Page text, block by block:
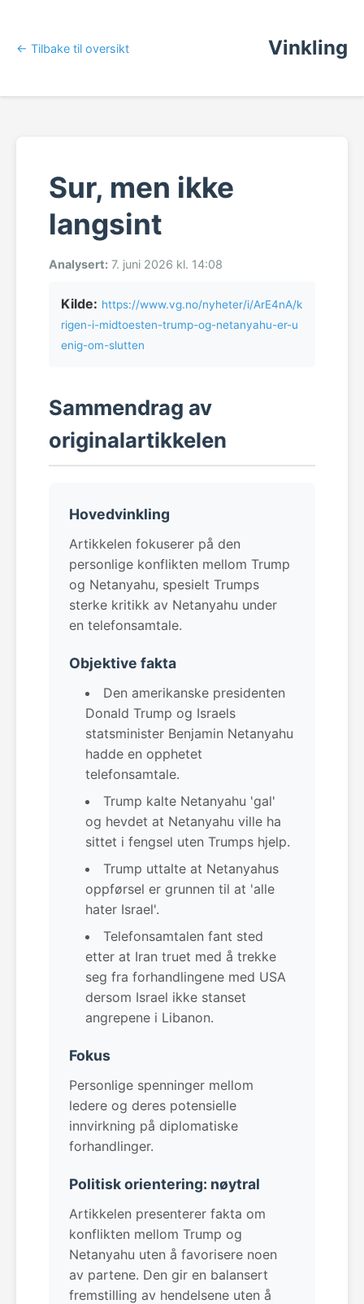
← Tilbake til oversikt Vinkling
Sur, men ikke
langsint
Analysert: 7. juni 2026 kl. 14:08
Kilde: https://www.vg.no/nyheter/i/ArE4nA/k
rigen-i-midtoesten-trump-og-netanyahu-er-u
enig-om-slutten
Sammendrag av
originalartikkelen
Hovedvinkling
Artikkelen fokuserer på den
personlige konflikten mellom Trump
og Netanyahu, spesielt Trumps
sterke kritikk av Netanyahu under
en telefonsamtale.
Objektive fakta
Den amerikanske presidenten
Donald Trump og Israels
statsminister Benjamin Netanyahu
hadde en opphetet
telefonsamtale.
Trump kalte Netanyahu 'gal'
og hevdet at Netanyahu ville ha
sittet i fengsel uten Trumps hjelp.
Trump uttalte at Netanyahus
oppførsel er grunnen til at 'alle
hater Israel'.
Telefonsamtalen fant sted
etter at Iran truet med å trekke
seg fra forhandlingene med USA
dersom Israel ikke stanset
angrepene i Libanon.
Fokus
Personlige spenninger mellom
ledere og deres potensielle
innvirkning på diplomatiske
forhandlinger.
Politisk orientering: nøytral
Artikkelen presenterer fakta om
konflikten mellom Trump og
Netanyahu uten å favorisere noen
av partene. Den gir en balansert
fremstilling av hendelsene uten å